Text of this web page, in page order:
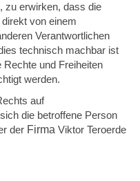
zu erwirken, dass die
von einem
Verantwortlichen
technisch machbar ist
Rechte und Freiheiten
werden.
auf
die betroffene Person
der Firma Viktor Teroerde